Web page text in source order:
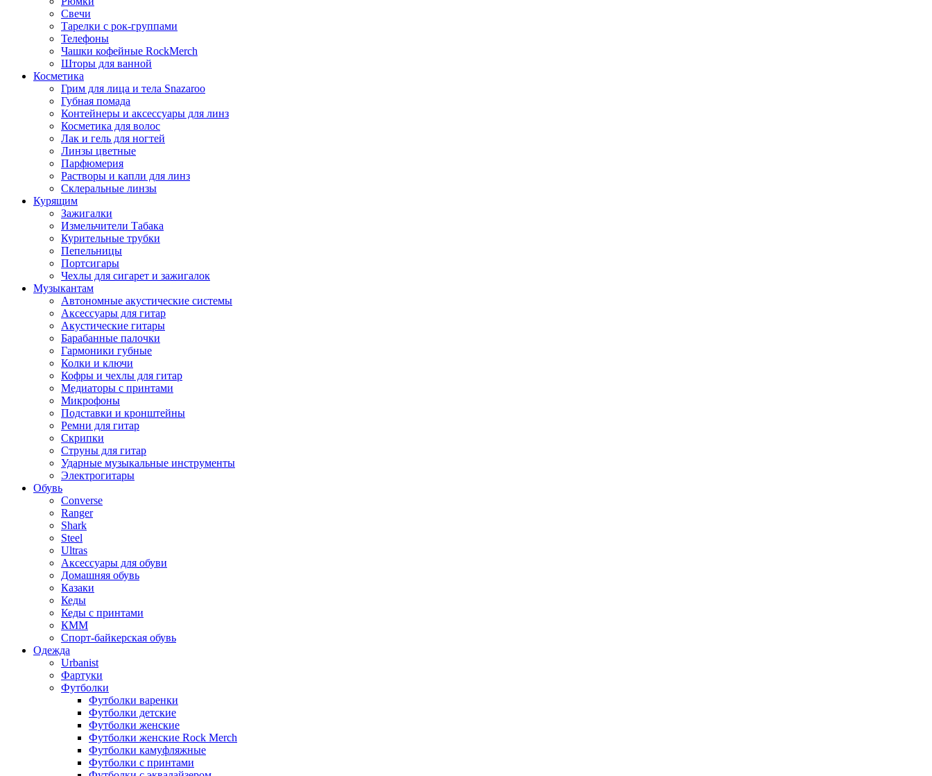
Свечи
Тарелки с рок-группами
Телефоны
Чашки кофейные RockMerch
Шторы для ванной
Косметика
Грим для лица и тела Snazaroo
Губная помада
Контейнеры и аксессуары для линз
Косметика для волос
Лак и гель для ногтей
Линзы цветные
Парфюмерия
Растворы и капли для линз
Склеральные линзы
Курящим
Зажигалки
Измельчители Табака
Курительные трубки
Пепельницы
Портсигары
Чехлы для сигарет и зажигалок
Музыкантам
Автономные акустические системы
Аксессуары для гитар
Акустические гитары
Барабанные палочки
Гармоники губные
Колки и ключи
Кофры и чехлы для гитар
Медиаторы с принтами
Микрофоны
Подставки и кронштейны
Ремни для гитар
Скрипки
Струны для гитар
Ударные музыкальные инструменты
Электрогитары
Обувь
Converse
Ranger
Shark
Steel
Ultras
Аксессуары для обуви
Домашняя обувь
Казаки
Кеды
Кеды с принтами
КММ
Спорт-байкерская обувь
Одежда
Urbanist
Фартуки
Футболки
Футболки варенки
Футболки детские
Футболки женские
Футболки женские Rock Merch
Футболки камуфляжные
Футболки с принтами